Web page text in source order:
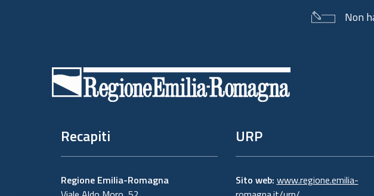
Non
Recapiti
Regione Emilia-Romagna
URP
Sito web: www.regione.emilia-